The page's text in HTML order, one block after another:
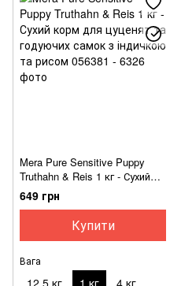
Mera Pure Sensitive Puppy
Truthahn & Reis 1 кг - Сухий
корм для цуценят та
годуючих самок з індичкою
649 грн
Купити
Вага
12,5 кг 1 кг 4 кг